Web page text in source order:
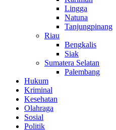
Lingga
Natuna
Tanjungpinang
Riau
Bengkalis
Siak
Sumatera Selatan
Palembang
Hukum
Kriminal
Kesehatan
Olahraga
Sosial
Politik